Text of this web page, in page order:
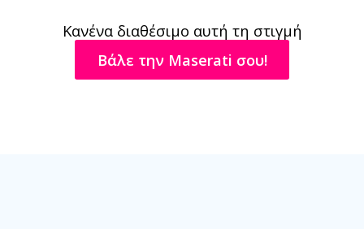
Κανένα διαθέσιμο αυτή τη στιγμή
Βάλε την Maserati σου!